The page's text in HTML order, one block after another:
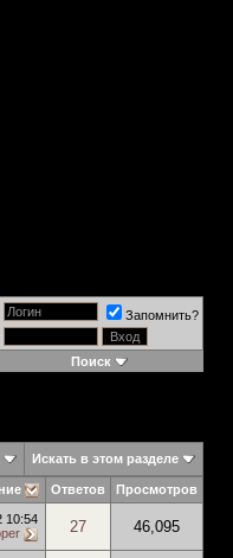
Запомнить?
Поиск
Искать в этом разделе
Ответов Просмотров
10:54
27 46,095